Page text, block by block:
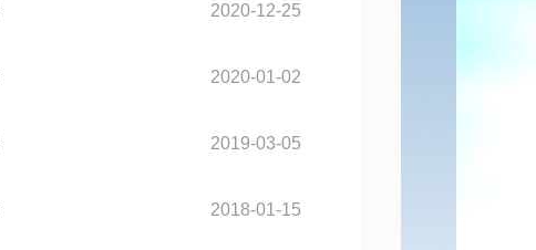
2020-12-25
2020-01-02
2019-03-05
2018-01-15